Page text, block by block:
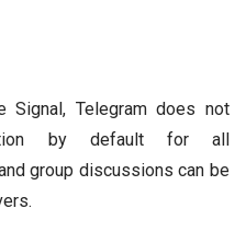
Signal, Telegram does not
by default for all
group discussions can be